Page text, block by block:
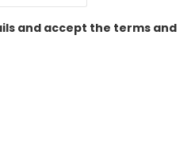
and accept the terms and